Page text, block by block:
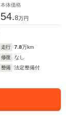
本体価格
54.8万円
走行 7.8万km
修復
なし
整備
法定整備付